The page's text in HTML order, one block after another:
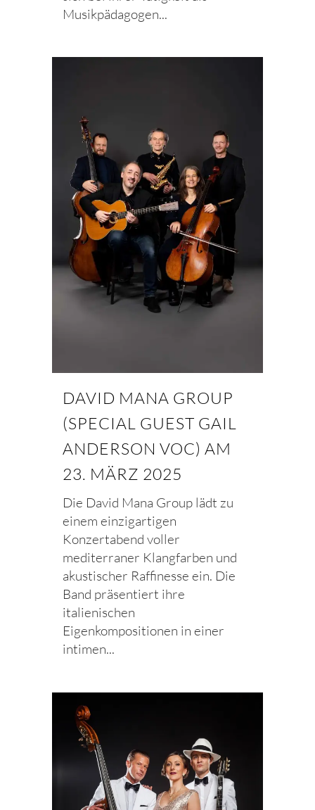
Musikpädagogen...
DAVID MANA GROUP
(SPECIAL GUEST GAIL
ANDERSON VOC) AM
23. MÄRZ 2025
Die David Mana Group lädt zu
einem einzigartigen
Konzertabend voller
mediterraner Klangfarben und
akustischer Raffinesse ein. Die
Band präsentiert ihre
italienischen
Eigenkompositionen in einer
intimen...